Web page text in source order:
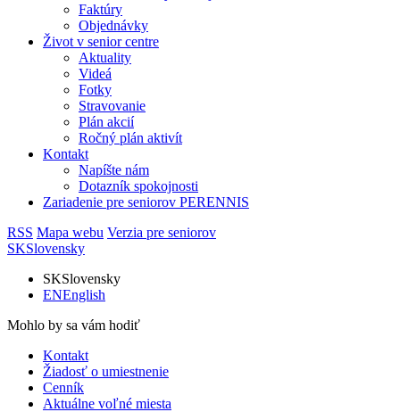
Faktúry
Objednávky
Život v senior centre
Aktuality
Videá
Fotky
Stravovanie
Plán akcií
Ročný plán aktivít
Kontakt
Napíšte nám
Dotazník spokojnosti
Zariadenie pre seniorov PERENNIS
RSS Mapa webu Verzia pre seniorov
SKSlovensky
SKSlovensky
ENEnglish
Mohlo by sa vám hodiť
Kontakt
Žiadosť o umiestnenie
Cenník
Aktuálne voľné miesta